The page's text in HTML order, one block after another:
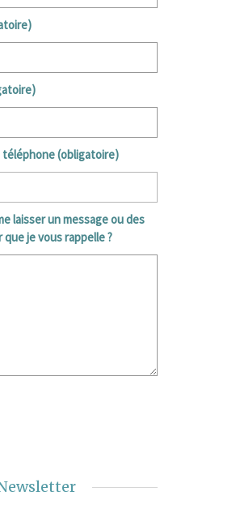
(obligatoire)
laisser un message ou des
je vous rappelle ?